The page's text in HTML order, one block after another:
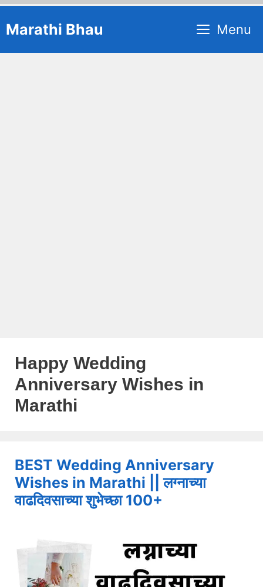
toMarathi Bhau Menu
Happy Wedding
Anniversary Wishes in
Marathi
BEST Wedding Anniversary
Wishes in Marathi || लग्नाच्या
वाढदिवसाच्या शुभेच्छा 100+